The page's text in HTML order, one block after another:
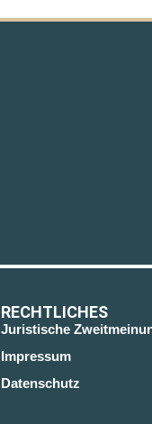
RECHTLICHES
Juristische
Impressum
Datenschutz